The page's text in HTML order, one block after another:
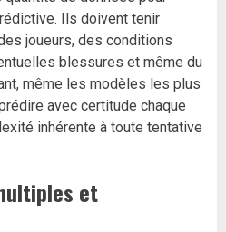
Ils doivent tenir
joueurs, des conditions
blessures et même du
même les modèles les plus
avec certitude chaque
inhérente à toute tentative
et